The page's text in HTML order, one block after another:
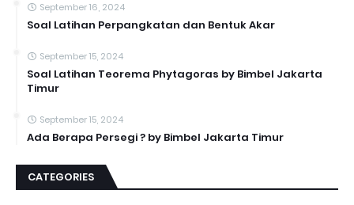
September 16, 2024
Soal Latihan Perpangkatan dan Bentuk Akar
September 15, 2024
Soal Latihan Teorema Phytagoras by Bimbel Jakarta
Timur
September 15, 2024
Ada Berapa Persegi ? by Bimbel Jakarta Timur
CATEGORIES